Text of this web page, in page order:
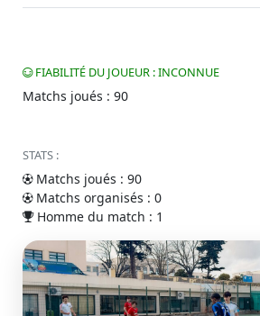
FIABILITÉ DU JOUEUR : INCONNUE
Matchs joués : 90
STATS :
Matchs joués : 90
Matchs organisés : 0
Homme du match : 1